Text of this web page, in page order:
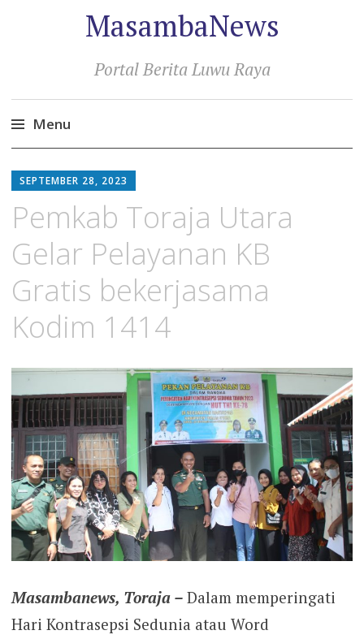
MasambaNews
Portal Berita Luwu Raya
Menu
to
SEPTEMBER 28, 2023
Pemkab Toraja Utara
Gelar Pelayanan KB
Gratis bekerjasama
Kodim 1414
Masambanews, Toraja – Dalam memperingati
Hari Kontrasepsi Sedunia atau Word